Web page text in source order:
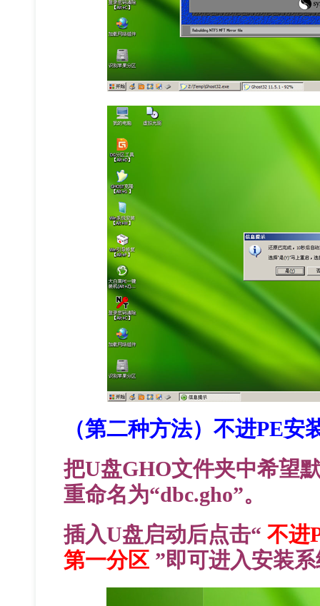
（第二种方法）不进PE安
把U盘GHO文件夹中希望
重命名为“dbc.gho”。
插入U盘启动后点击“ 不进
第一分区 ”即可进入安装